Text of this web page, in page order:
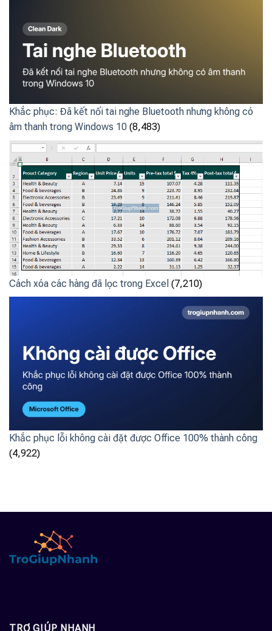
Khắc phục: Đã kết nối tai nghe Bluetooth nhưng không có
âm thanh trong Windows 10 (8,483)
Cách xóa các hàng đã lọc trong Excel (7,210)
Khắc phục lỗi không cài đặt được Office 100% thành công
(4,922)
TRỢ GIÚP NHANH